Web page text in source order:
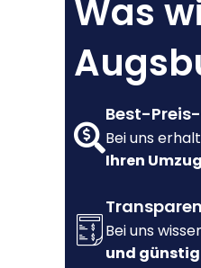
Was
Best-
Bei uns
Ihren Umzug
Bei uns
und günstig